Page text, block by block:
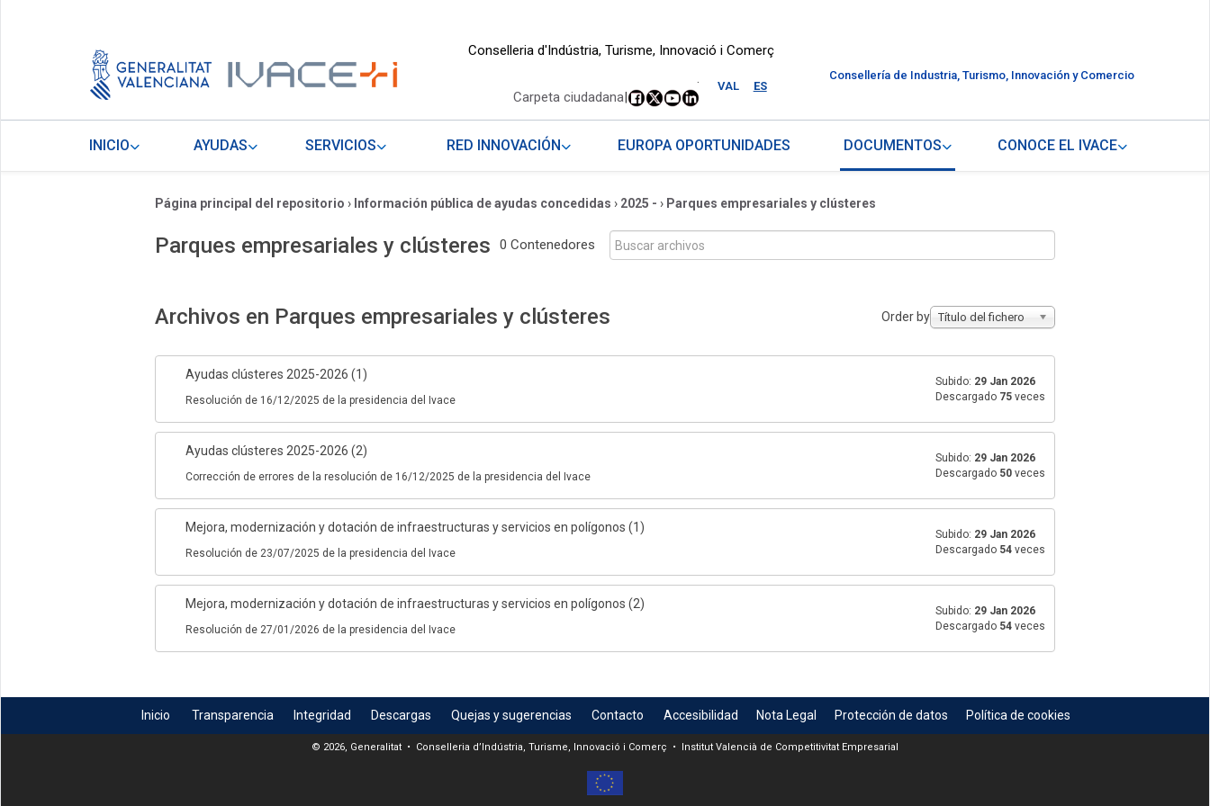
Conselleria d'Indústria, Turisme, Innovació i Comerç
VAL ES
.
Carpeta ciudadana|
Consellería de Industria, Turismo, Innovación y Comercio
INICIO AYUDAS SERVICIOS RED INNOVACIÓN EUROPA OPORTUNIDADES DOCUMENTOS CONOCE EL IVACE
Página principal del repositorio › Información pública de ayudas concedidas › 2025 - › Parques empresariales y clústeres
Parques empresariales y clústeres 0 Contenedores
Archivos en Parques empresariales y clústeres Order by Título del fichero
Ayudas clústeres 2025-2026 (1)
Resolución de 16/12/2025 de la presidencia del Ivace
Subido: 29 Jan 2026
Descargado 75 veces
Ayudas clústeres 2025-2026 (2)
Corrección de errores de la resolución de 16/12/2025 de la presidencia del Ivace
Subido: 29 Jan 2026
Descargado 50 veces
Mejora, modernización y dotación de infraestructuras y servicios en polígonos (1)
Resolución de 23/07/2025 de la presidencia del Ivace
Subido: 29 Jan 2026
Descargado 54 veces
Mejora, modernización y dotación de infraestructuras y servicios en polígonos (2)
Resolución de 27/01/2026 de la presidencia del Ivace
Subido: 29 Jan 2026
Descargado 54 veces
Inicio Transparencia Integridad Descargas Quejas y sugerencias Contacto Accesibilidad Nota Legal Protección de datos Política de cookies
© 2026, Generalitat • Conselleria d’Indústria, Turisme, Innovació i Comerç • Institut Valencià de Competitivitat Empresarial